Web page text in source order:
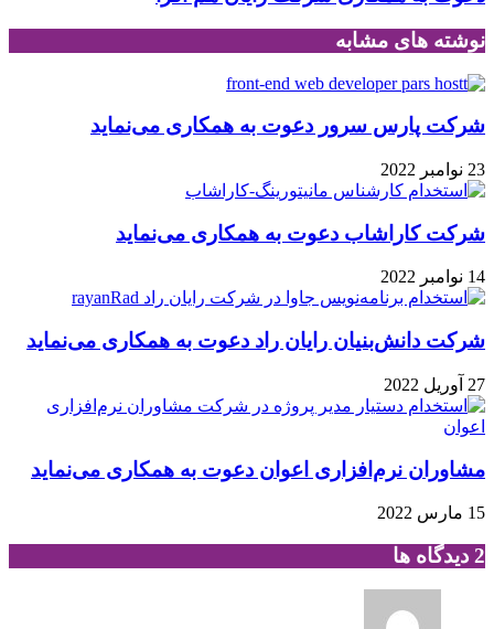
نوشته های مشابه
شرکت پارس سرور دعوت به همکاری می‌نماید
23 نوامبر 2022
شرکت کاراشاب دعوت به همکاری می‌نماید
14 نوامبر 2022
شرکت دانش‌بنیان رایان راد دعوت به همکاری می‌نماید
27 آوریل 2022
مشاوران نرم‌افزاری اعوان دعوت به همکاری می‌نماید
15 مارس 2022
‫2 دیدگاه ها